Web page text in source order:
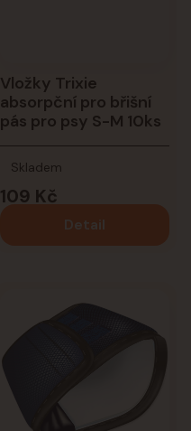
Vložky Trixie
absorpční pro břišní
pás pro psy S-M 10ks
109 Kč
Skladem
Detail